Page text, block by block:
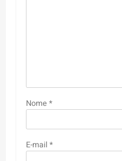
Nome *
E-mail *